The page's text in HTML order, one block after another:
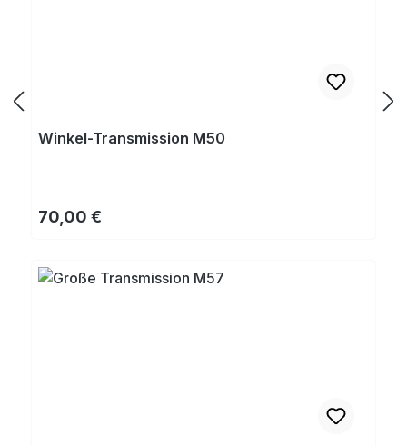
Winkel-Transmission M50
Regulärer Preis:
70,00 €